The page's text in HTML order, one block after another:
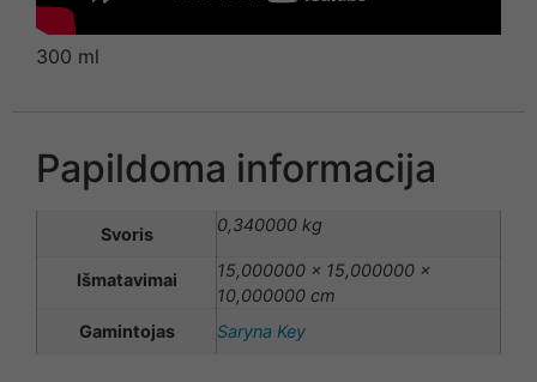
300 ml
Papildoma informacija
Svoris 0,340000 kg
Išmatavimai
15,000000 × 15,000000 ×
10,000000 cm
Gamintojas
Saryna Key